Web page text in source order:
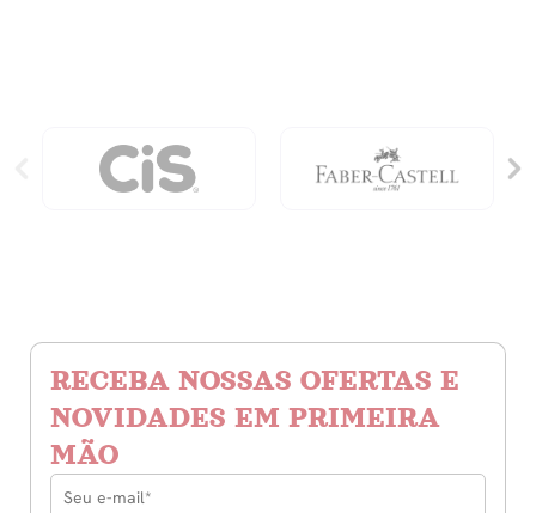
RECEBA NOSSAS OFERTAS E
NOVIDADES EM PRIMEIRA
MÃO